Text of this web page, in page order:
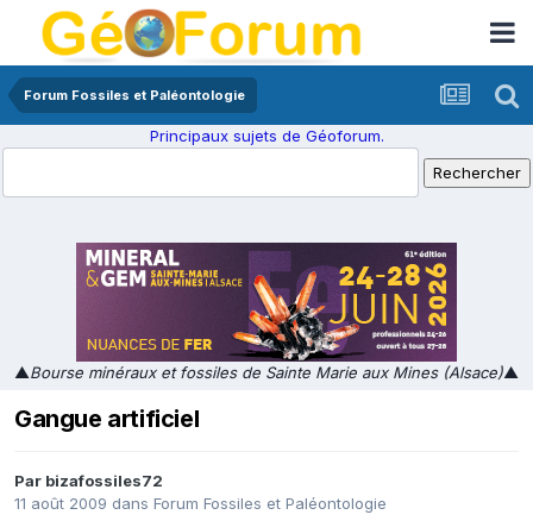
Forum Fossiles et Paléontologie
Principaux sujets de Géoforum.
▲Bourse minéraux et fossiles de Sainte Marie aux Mines (Alsace)▲
Gangue artificiel
Par bizafossiles72
11 août 2009 dans Forum Fossiles et Paléontologie